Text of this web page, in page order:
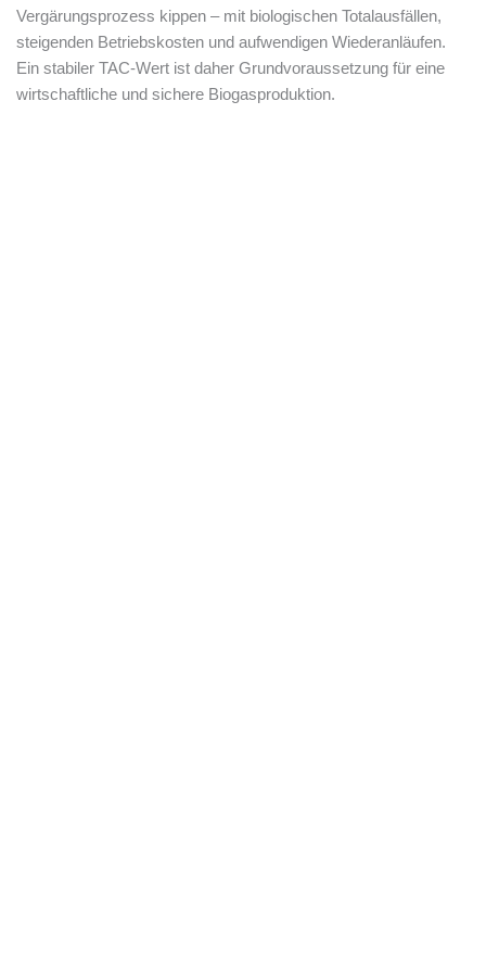
Vergärungsprozess kippen – mit biologischen Totalausfällen,
steigenden Betriebskosten und aufwendigen Wiederanläufen.
Ein stabiler TAC-Wert ist daher Grundvoraussetzung für eine
wirtschaftliche und sichere Biogasproduktion.